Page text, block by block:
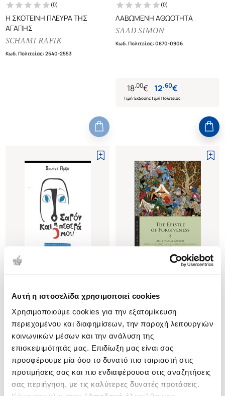
Αυτή η ιστοσελίδα χρησιμοποιεί cookies
Χρησιμοποιούμε cookies για την εξατομίκευση
περιεχομένου και διαφημίσεων, την παροχή λειτουργιών
κοινωνικών μέσων και την ανάλυση της
επισκεψιμότητάς μας. Επιδίωξη μας είναι σας
προσφέρουμε μία όσο το δυνατό πιο ταιριαστή στις
προτιμήσεις σας και πιο ενδιαφέρουσα στις αναζητήσεις
σας περιήγηση, με τις καλύτερες δυνατές προτάσεις.
(0)
Η ΣΚΟΤΕΙΝΗ ΠΛΕΥΡΑ ΤΗΣ
ΑΓΑΠΗΣ
SCHAMI RAFIK
Κωδ. Πολιτείας:2540-2553
(0)
ΛΑΒΩΜΕΝΗ ΑΘΩΟΤΗΤΑ
SAAD SIMON
Κωδ. Πολιτείας:0870-0906
18.00€
Τιμή Έκδοσης
12.60€
Τιμή Πολιτείας
Ο ΣΑΡΟΝ ΚΑΙ Η ΠΕΘΕΡΑ ΜΟΥ
AMIRY SUAD
4330-0340
(P/B) THE EPISTLE OF
AL-MA'ARRI L-ALA' ABU
Κωδ. Πολιτείας 3002-0053
17.84€
Τιμή Πολιτείας